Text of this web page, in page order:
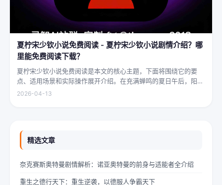
夏柠宋少钦小说免费阅读 - 夏柠宋少钦小说剧情介绍？哪
里能免费阅读下载？
夏柠宋少钦小说免费阅读是本文的核心主题，下面将围绕它的要
点、适用场景和实际操作展开介绍。在充满蝉鸣的夏日午后，阳光
透过梧桐树叶的缝隙，洒在少女夏柠的肩头。她坐在旧书摊旁，手
2026-04-13
精选文章
奈克赛斯奥特曼剧情解析：诺亚奥特曼的前身与适能者全介绍
重生之德行天下：重生逆袭，以德服人争霸天下